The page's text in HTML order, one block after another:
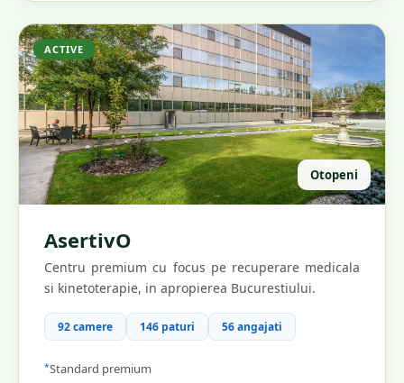
ACTIVE
Otopeni
AsertivO
Centru premium cu focus pe recuperare medicala
si kinetoterapie, in apropierea Bucurestiului.
92 camere 146 paturi 56 angajati
*Standard premium